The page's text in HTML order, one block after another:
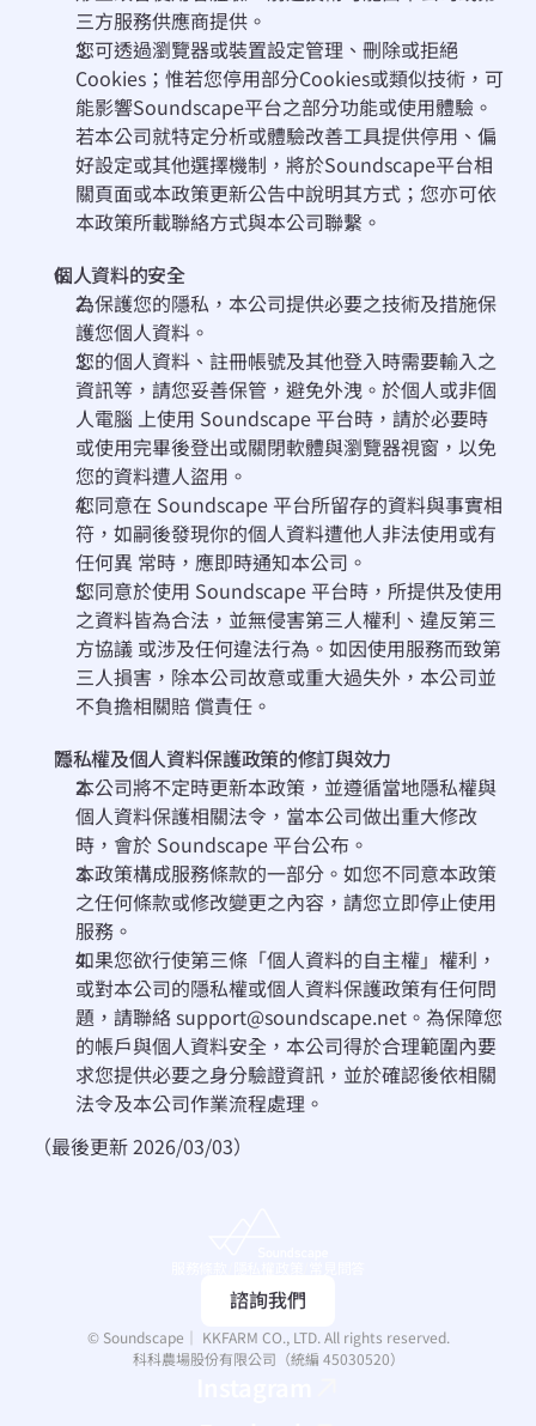
三方服務供應商提供。
您可透過瀏覽器或裝置設定管理、刪除或拒絕
Cookies；惟若您停用部分Cookies或類似技術，可
能影響Soundscape平台之部分功能或使用體驗。
若本公司就特定分析或體驗改善工具提供停用、偏
好設定或其他選擇機制，將於Soundscape平台相
關頁面或本政策更新公告中說明其方式；您亦可依
本政策所載聯絡方式與本公司聯繫。
個⼈資料的安全
為保護您的隱私，本公司提供必要之技術及措施保
護您個⼈資料。
您的個⼈資料、註冊帳號及其他登⼊時需要輸⼊之
資訊等，請您妥善保管，避免外洩。於個⼈或⾮個
⼈電腦 上使⽤ Soundscape 平台時，請於必要時
或使⽤完畢後登出或關閉軟體與瀏覽器視窗，以免
您的資料遭⼈盜⽤。
您同意在 Soundscape 平台所留存的資料與事實相
符，如嗣後發現你的個⼈資料遭他⼈⾮法使⽤或有
任何異 常時，應即時通知本公司。
您同意於使⽤ Soundscape 平台時，所提供及使⽤
之資料皆為合法，並無侵害第三⼈權利、違反第三
⽅協議 或涉及任何違法⾏為。如因使⽤服務⽽致第
三⼈損害，除本公司故意或重⼤過失外，本公司並
不負擔相關賠 償責任。
隱私權及個⼈資料保護政策的修訂與效⼒
本公司將不定時更新本政策，並遵循當地隱私權與
個⼈資料保護相關法令，當本公司做出重⼤修改
時，會於 Soundscape 平台公布。
本政策構成服務條款的⼀部分。如您不同意本政策
之任何條款或修改變更之內容，請您⽴即停⽌使⽤
服務。
如果您欲行使第三條「個⼈資料的⾃主權」權利，
或對本公司的隱私權或個⼈資料保護政策有任何問
題，請聯絡 support@soundscape.net。為保障您
的帳戶與個人資料安全，本公司得於合理範圍內要
求您提供必要之身分驗證資訊，並於確認後依相關
法令及本公司作業流程處理。
（最後更新 2026/03/03）
諮詢我們
© Soundscape｜ KKFARM CO., LTD. All rights reserved.
科科農場股份有限公司（統編 45030520）